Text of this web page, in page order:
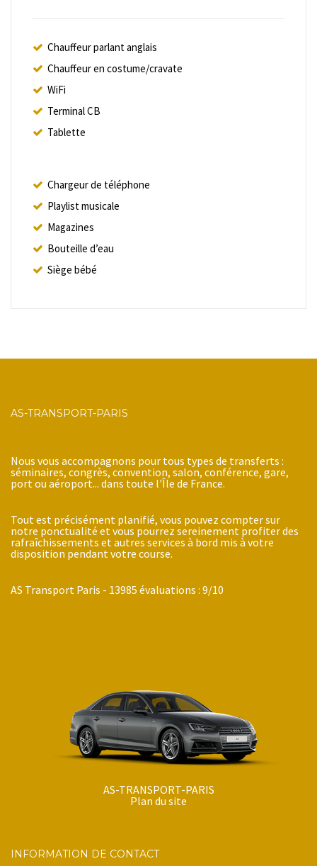
Chauffeur parlant anglais
Chauffeur en costume/cravate
WiFi
Terminal CB
Tablette
Chargeur de téléphone
Playlist musicale
Magazines
Bouteille d’eau
Siège bébé
AS-TRANSPORT-PARIS
Nous vous accompagnons pour tous types de transferts :
séminaires, congrès, convention, salon, conférence, gare,
port ou aéroport... dans toute l'Île de France.
Tout est précisément planifié, vous pouvez compter sur
notre ponctualité et vous pourrez sereinement profiter des
rafraîchissements et autres services à bord mis à votre
disposition pendant votre course.
AS Transport Paris - 13985 évaluations : 9/10
AS-TRANSPORT-PARIS
Plan du site
INFORMATION DE CONTACT